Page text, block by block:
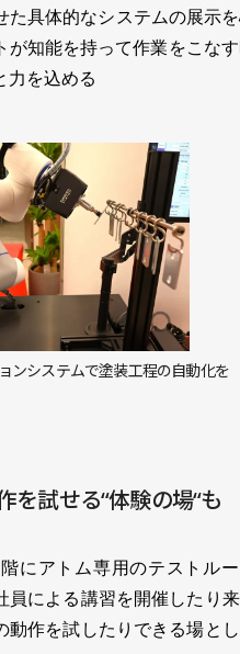
た具体的なシステムの展示
が知能を持って作業をこな
力を込める
ンシステムで塗装工程の自動化を
を試せる“体験の場“も
にアトム専用のテストルー
員による講習を開催したり
動作を試したりできる場と